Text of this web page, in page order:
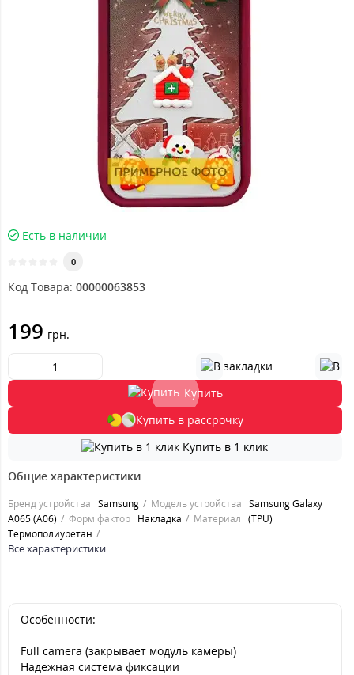
Есть в наличии
0
Код Товара: 00000063853
199 грн.
Купить
Купить в рассрочку
Купить в 1 клик
Общие характеристики
Бренд устройства Samsung Модель устройства Samsung Galaxy
A065 (A06)
Форм фактор Накладка Материал (TPU)
Термополиуретан
Все характеристики
Особенности:
Full camera (закрывает модуль камеры)
Надежная система фиксации